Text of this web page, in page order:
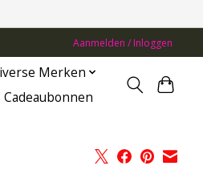
Aanmelden / Inloggen
Merken
Cadeaubonnen